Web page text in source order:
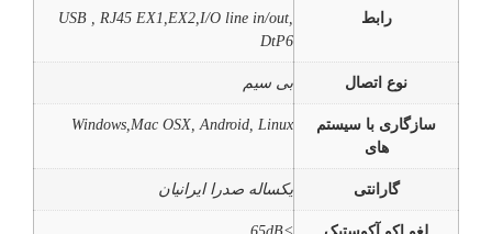
رابط
USB , RJ45 EX1,EX2,I/O line in/out,
DtP6
نوع اتصال بی سیم
سازگاری با سیستم
های
Windows,Mac OSX, Android, Linux
گارانتی یکساله صدرا ایرانیان